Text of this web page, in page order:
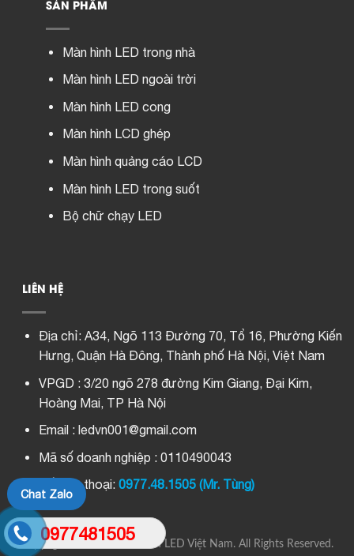
SẢN PHẨM
Màn hình LED trong nhà
Màn hình LED ngoài trời
Màn hình LED cong
Màn hình LCD ghép
Màn hình quảng cáo LCD
Màn hình LED trong suốt
Bộ chữ chạy LED
LIÊN HỆ
Địa chỉ: A34, Ngõ 113 Đường 70, Tổ 16, Phường Kiến
Hưng, Quận Hà Đông, Thành phố Hà Nội, Việt Nam
VPGD : 3/20 ngõ 278 đường Kim Giang, Đại Kim,
Hoàng Mai, TP Hà Nội
Email : ledvn001@gmail.com
Mã số doanh nghiệp : 0110490043
Số điện thoại: 0977.48.1505 (Mr. Tùng)
Copyright © 2022 Màn Hình LED Việt Nam. All Rights Reserved.
Chat Zalo
0977481505